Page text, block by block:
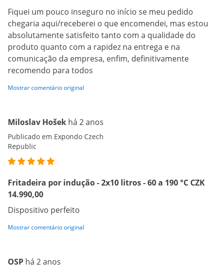
Fiquei um pouco inseguro no início se meu pedido
chegaria aqui/receberei o que encomendei, mas estou
absolutamente satisfeito tanto com a qualidade do
produto quanto com a rapidez na entrega e na
comunicação da empresa, enfim, definitivamente
recomendo para todos
Mostrar comentário original
Miloslav Hošek há 2 anos
Publicado em Expondo Czech
Republic
Fritadeira por indução - 2x10 litros - 60 a 190 °C CZK
14.990,00
Dispositivo perfeito
Mostrar comentário original
OSP há 2 anos